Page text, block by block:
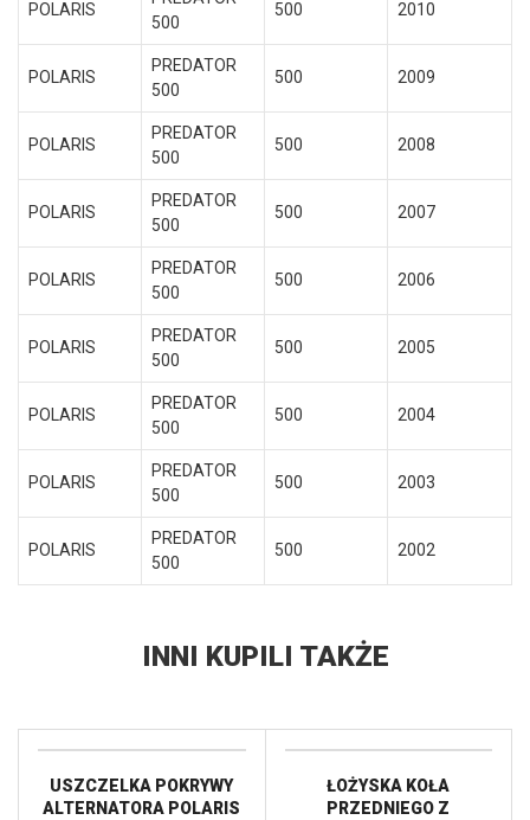
POLARIS
500
500 2010
POLARIS
PREDATOR
500
500 2009
POLARIS
PREDATOR
500
500 2008
POLARIS
PREDATOR
500
500 2007
POLARIS
PREDATOR
500
500 2006
POLARIS
PREDATOR
500
500 2005
POLARIS
PREDATOR
500
500 2004
POLARIS
PREDATOR
500
500 2003
POLARIS
PREDATOR
500
500 2002
INNI KUPILI TAKŻE
USZCZELKA POKRYWY
ALTERNATORA POLARIS
ŁOŻYSKA KOŁA
PRZEDNIEGO Z